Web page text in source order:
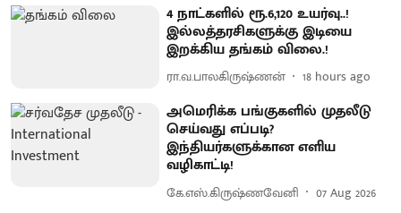
4 நாட்களில் ரூ.6,120 உயர்வு..!
இல்லத்தரசிகளுக்கு இடியை
இறக்கிய தங்கம் விலை.!
ரா.வ.பாலகிருஷ்ணன் 18 hours ago
அமெரிக்க பங்குகளில் முதலீடு
செய்வது எப்படி?
இந்தியர்களுக்கான எளிய
வழிகாட்டி!
கே.எஸ்.கிருஷ்ணவேனி 07 Aug 2026